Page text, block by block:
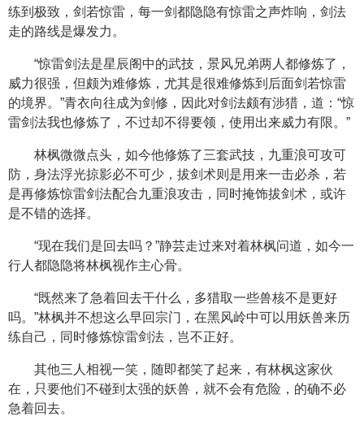
练到极致，剑若惊雷，每一剑都隐隐有惊雷之声炸响，剑法
走的路线是爆发力。
“惊雷剑法是星辰阁中的武技，景风兄弟两人都修炼了，
威力很强，但颇为难修炼，尤其是很难修炼到后面剑若惊雷
的境界。”青衣向往成为剑修，因此对剑法颇有涉猎，道：“惊
雷剑法我也修炼了，不过却不得要领，使用出来威力有限。”
林枫微微点头，如今他修炼了三套武技，九重浪可攻可
防，身法浮光掠影必不可少，拔剑术则是用来一击必杀，若
是再修炼惊雷剑法配合九重浪攻击，同时掩饰拔剑术，或许
是不错的选择。
“现在我们是回去吗？”静芸走过来对着林枫问道，如今一
行人都隐隐将林枫视作主心骨。
“既然来了急着回去干什么，多猎取一些兽核不是更好
吗。”林枫并不想这么早回宗门，在黑风岭中可以用妖兽来历
练自己，同时修炼惊雷剑法，岂不正好。
其他三人相视一笑，随即都笑了起来，有林枫这家伙
在，只要他们不碰到太强的妖兽，就不会有危险，的确不必
急着回去。